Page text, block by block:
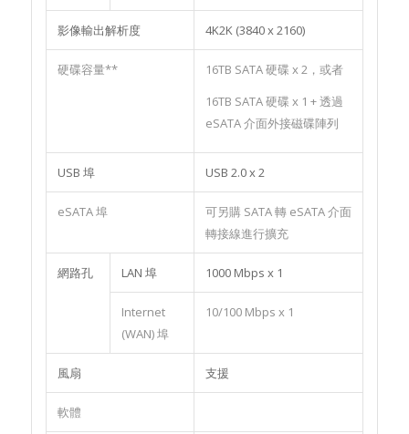
影像輸出解析度 4K2K (3840 x 2160)
硬碟容量**
16TB SATA 硬碟 x 2，或者
16TB SATA 硬碟 x 1 + 透過
eSATA 介面外接磁碟陣列
USB 埠 USB 2.0 x 2
eSATA 埠
可另購 SATA 轉 eSATA 介面
轉接線進行擴充
網路孔 LAN 埠 1000 Mbps x 1
Internet
(WAN) 埠
10/100 Mbps x 1
風扇 支援
軟體